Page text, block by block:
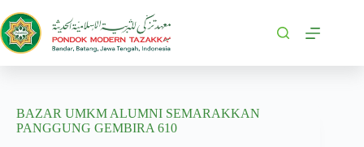
BAZAR UMKM ALUMNI SEMARAKKAN
PANGGUNG GEMBIRA 610